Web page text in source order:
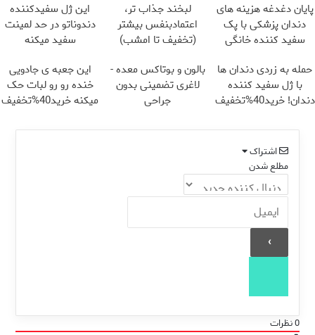
پایان دغدغه هزینه های
دندان پزشکی با پک
سفید کننده خانگی
لبخند جذاب تر،
اعتمادبنفس بیشتر
(تخفیف تا امشب)
این ژل سفیدکننده
دندوناتو در حد لمینت
سفید میکنه
حمله به زردی دندان ها
با ژل سفید کننده
دندان! خرید40%تخفیف
بالون و بوتاکس معده -
لاغری تضمینی بدون
جراحی
این جعبه ی جادویی
خنده رو رو لبات حک
میکنه خرید40%تخفیف
اشتراک
مطلع شدن
0نظرات